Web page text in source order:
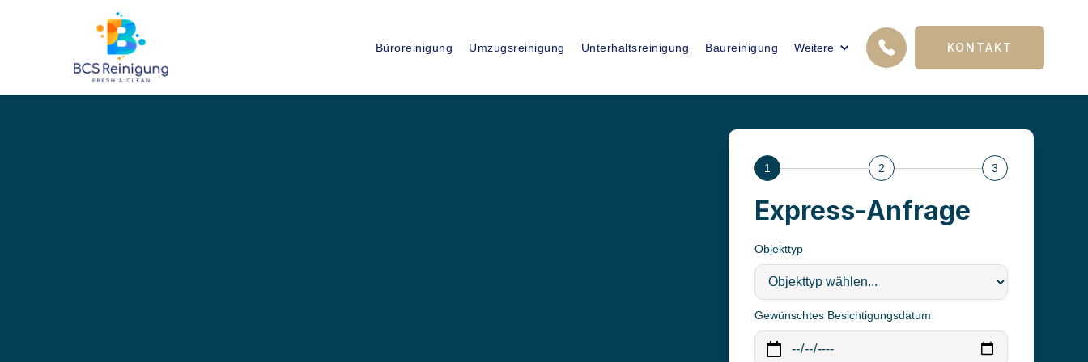
Büroreinigung Umzugsreinigung Unterhaltsreinigung Baureinigung Weitere KONTAKT
1 2 3
Express-Anfrage
Objekttyp
Gewünschtes Besichtigungsdatum
6500
BETREUTE OBJEKTE 15+ 12
FACHKRÄFTE